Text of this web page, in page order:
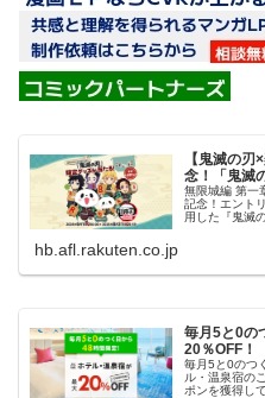
【鬼滅の
念！「鬼滅
無限城編 第一
記念！エント
用した『鬼滅
hb.afl.rakuten.co.jp
毎月5と0の
20％OFF！
毎月5と0のつ
ル・温泉宿の
ポンを獲得し